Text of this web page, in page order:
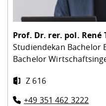
Prof. Dr. rer. pol. René
Studiendekan Bachelor
Bachelor
Z 616
+49 351 462 3222